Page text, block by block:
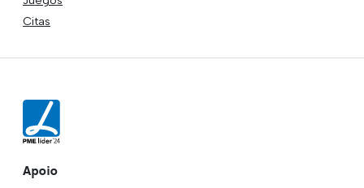
Citas
Apoio